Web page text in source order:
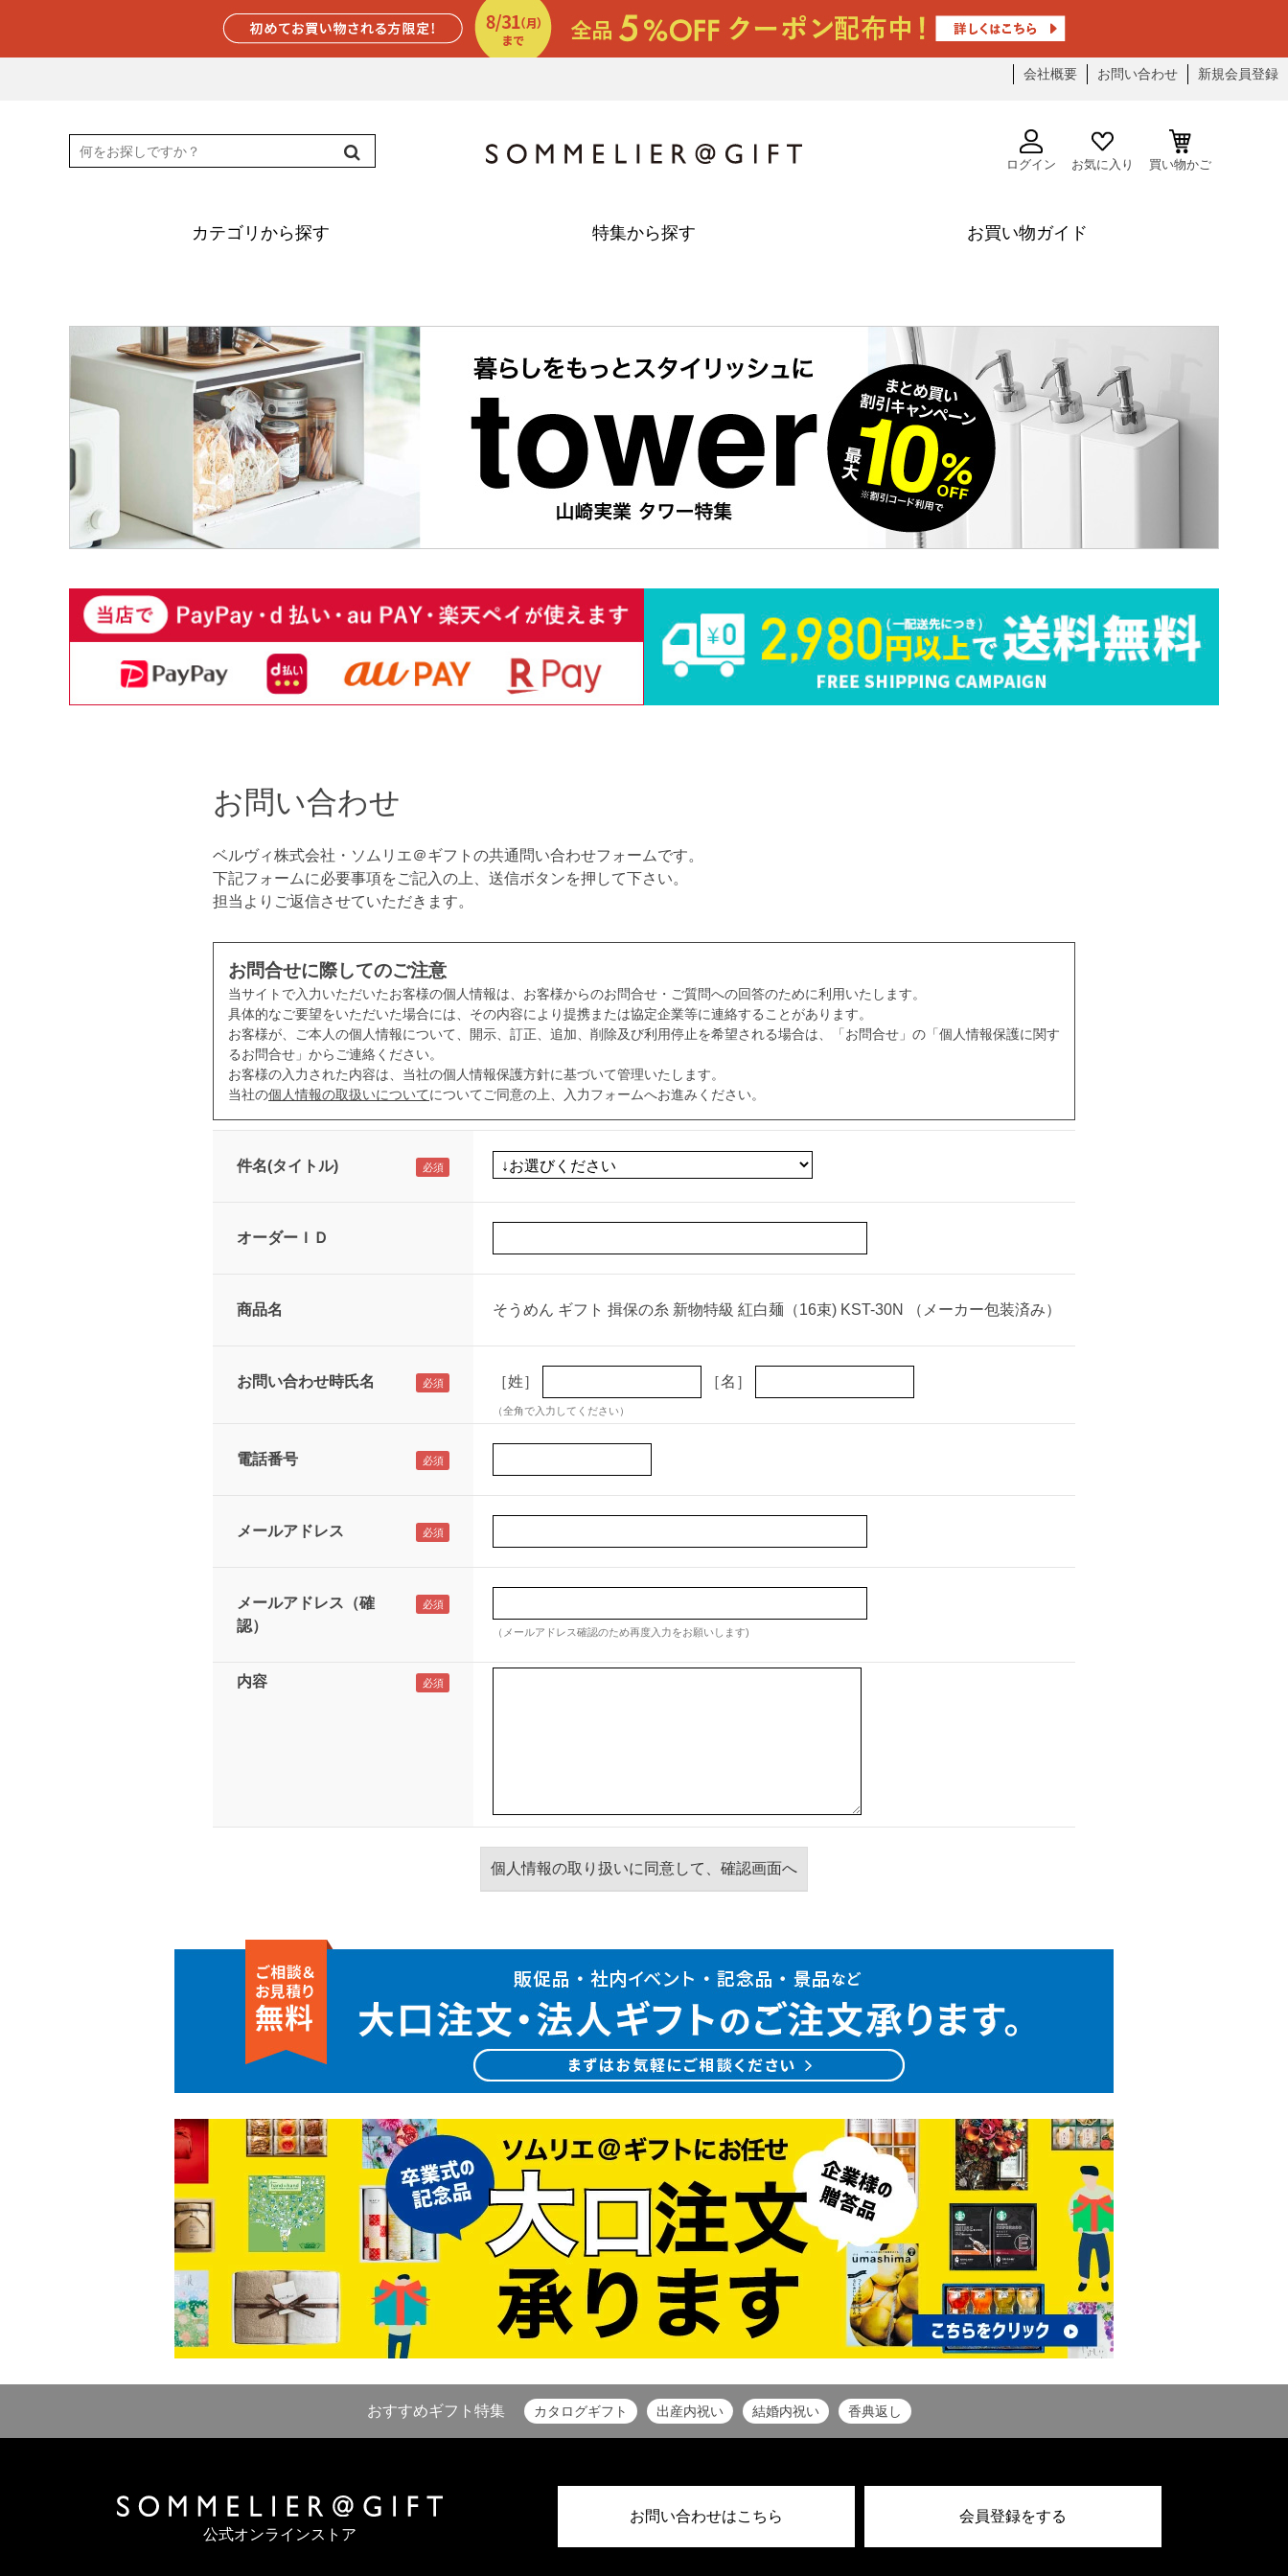
会社概要 お問い合わせ 新規会員登録
ログイン お気に入り 買い物かご
カテゴリから探す 特集から探す お買い物ガイド
お問い合わせ
ベルヴィ株式会社・ソムリエ＠ギフトの共通問い合わせフォームです。
下記フォームに必要事項をご記入の上、送信ボタンを押して下さい。
担当よりご返信させていただきます。
お問合せに際してのご注意
当サイトで入力いただいたお客様の個人情報は、お客様からのお問合せ・ご質問への回答のために利用いたします。
具体的なご要望をいただいた場合には、その内容により提携または協定企業等に連絡することがあります。
お客様が、ご本人の個人情報について、開示、訂正、追加、削除及び利用停止を希望される場合は、「お問合せ」の「個人情報保護に関す
るお問合せ」からご連絡ください。
お客様の入力された内容は、当社の個人情報保護方針に基づいて管理いたします。
当社の個人情報の取扱いについてについてご同意の上、入力フォームへお進みください。
件名(タイトル)
オーダーＩＤ
商品名 そうめん ギフト 揖保の糸 新物特級 紅白麺（16束) KST-30N （メーカー包装済み）
お問い合わせ時氏名 ［姓］ ［名］
（全角で入力してください）
電話番号
メールアドレス
メールアドレス（確
認）
（メールアドレス確認のため再度入力をお願いします)
内容
おすすめギフト特集 カタログギフト 出産内祝い 結婚内祝い 香典返し
公式オンラインストア
お問い合わせはこちら 会員登録をする